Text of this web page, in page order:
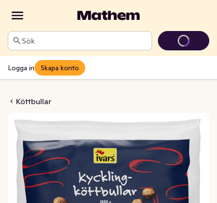
Sök
Logga in Skapa konto
Köttbullar
Frysta